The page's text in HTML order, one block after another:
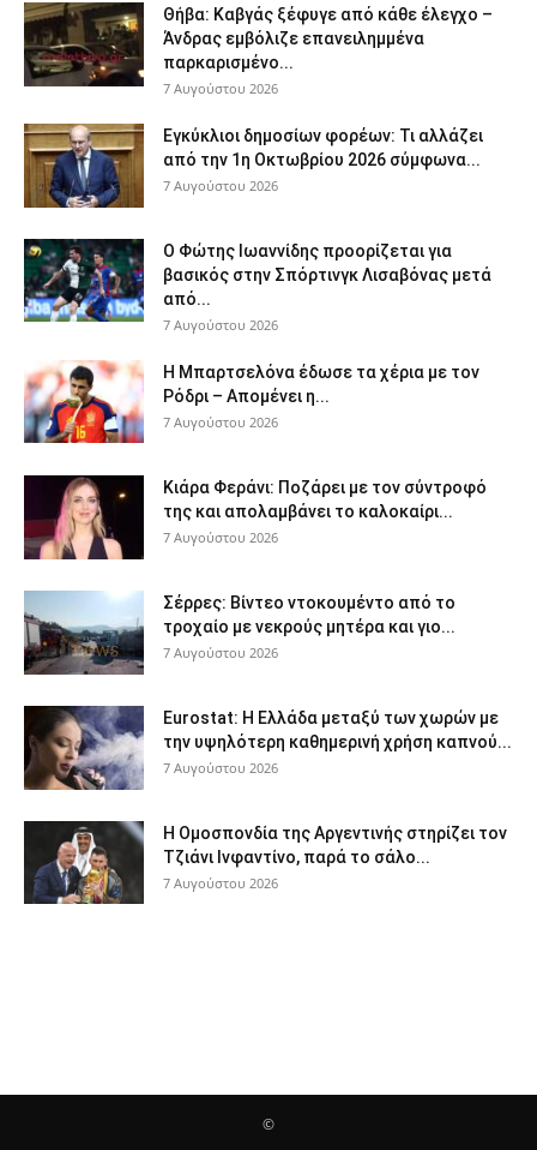
Θήβα: Καβγάς ξέφυγε από κάθε έλεγχο –
Άνδρας εμβόλιζε επανειλημμένα
παρκαρισμένο...
7 Αυγούστου 2026
Εγκύκλιοι δημοσίων φορέων: Τι αλλάζει
από την 1η Οκτωβρίου 2026 σύμφωνα...
7 Αυγούστου 2026
Ο Φώτης Ιωαννίδης προορίζεται για
βασικός στην Σπόρτινγκ Λισαβόνας μετά
από...
7 Αυγούστου 2026
Η Μπαρτσελόνα έδωσε τα χέρια με τον
Ρόδρι – Απομένει η...
7 Αυγούστου 2026
Κιάρα Φεράνι: Ποζάρει με τον σύντροφό
της και απολαμβάνει το καλοκαίρι...
7 Αυγούστου 2026
Σέρρες: Βίντεο ντοκουμέντο από το
τροχαίο με νεκρούς μητέρα και γιο...
7 Αυγούστου 2026
Eurostat: Η Ελλάδα μεταξύ των χωρών με
την υψηλότερη καθημερινή χρήση καπνού...
7 Αυγούστου 2026
Η Ομοσπονδία της Αργεντινής στηρίζει τον
Τζιάνι Ινφαντίνο, παρά το σάλο...
7 Αυγούστου 2026
©